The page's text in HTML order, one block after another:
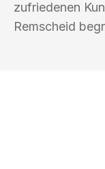
zufriedenen
Remscheid